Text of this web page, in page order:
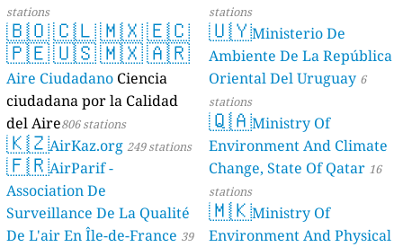
stations
🇧🇴🇨🇱🇲🇽🇪🇨
🇵🇪🇺🇸🇲🇽🇦🇷
Aire Ciudadano Ciencia
ciudadana por la Calidad
del Aire806 stations
🇰🇿AirKaz.org 249 stations
🇫🇷AirParif -
Association De
Surveillance De La Qualité
De L'air En Île-de-France 39
stations
🇺🇾Ministerio De
Ambiente De La República
Oriental Del Uruguay 6
stations
🇶🇦Ministry Of
Environment And Climate
Change, State Of Qatar 16
stations
🇲🇰Ministry Of
Environment And Physical